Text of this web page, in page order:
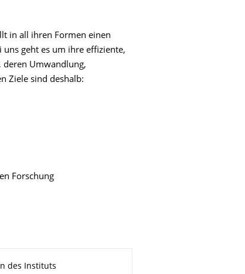
in all ihren Formen einen
geht es um ihre effiziente,
deren Umwandlung,
Ziele sind deshalb:
Forschung
des Instituts